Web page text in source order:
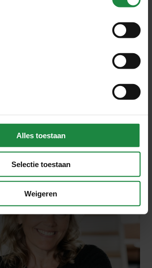
Alles toestaan
Selectie toestaan
Weigeren
gedreven, is verhalen